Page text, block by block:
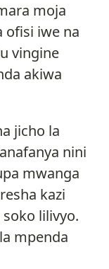
moja
ofisi iwe na
vingine
akiwa
jicho la
nini
mwanga
kazi
lilivyo.
mpenda